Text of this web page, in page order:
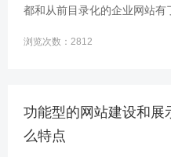
都和从前目录化的企业网站有
浏览次数：2812
功能型的网站建设和展
么特点